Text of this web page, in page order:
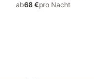
ab68 €pro Nacht